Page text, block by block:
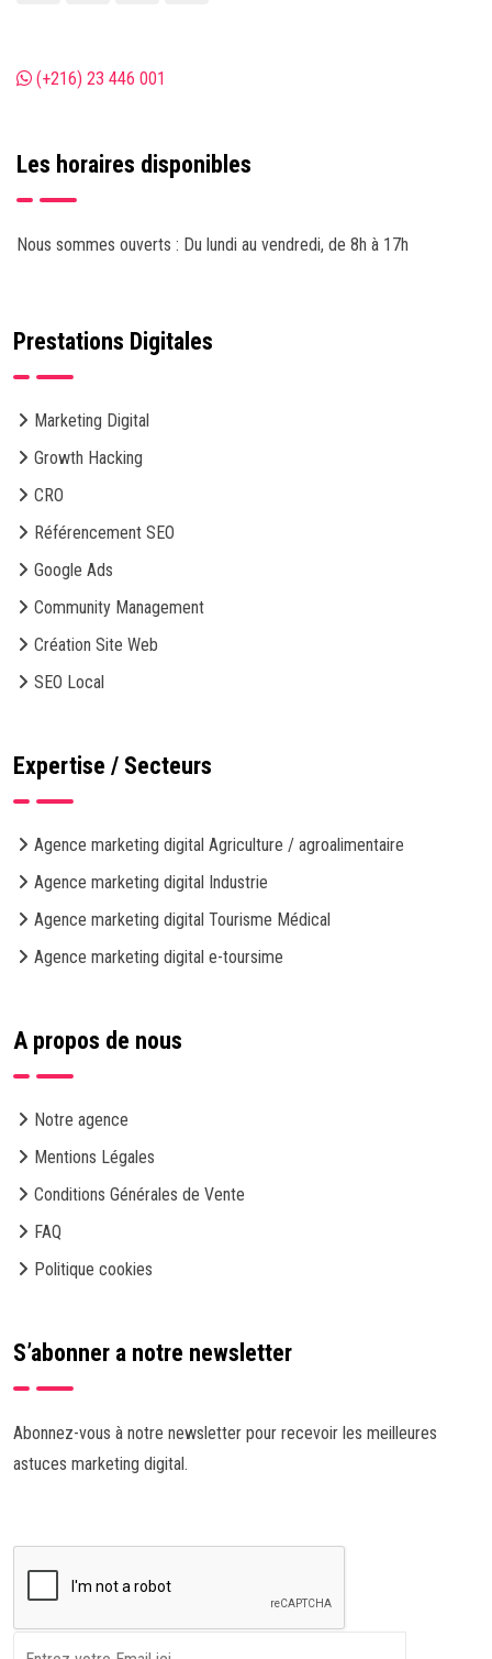
(+216) 23 446 001
Les horaires disponibles
Nous sommes ouverts : Du lundi au vendredi, de 8h à 17h
Prestations Digitales
Marketing Digital
Growth Hacking
CRO
Référencement SEO
Google Ads
Community Management
Création Site Web
SEO Local
Expertise / Secteurs
Agence marketing digital Agriculture / agroalimentaire
Agence marketing digital Industrie
Agence marketing digital Tourisme Médical
Agence marketing digital e-toursime
A propos de nous
Notre agence
Mentions Légales
Conditions Générales de Vente
FAQ
Politique cookies
S’abonner a notre newsletter
Abonnez-vous à notre newsletter pour recevoir les meilleures
astuces marketing digital.